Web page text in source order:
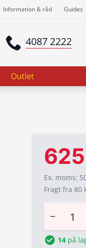
Information & råd Guides
4087 2222
Outlet
Ex. moms:
Fragt fra 80
−
14 på